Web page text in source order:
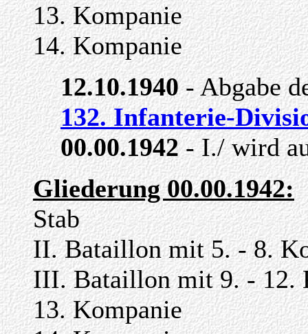
13. Kompanie
14. Kompanie
12.10.1940- Abgabe
132. Infanterie-
00.00.1942- I./ wird
Gliederung 00.00.1942:
Stab
II. Bataillon mit 5. - 8.
III. Bataillon mit 9. - 12.
13. Kompanie